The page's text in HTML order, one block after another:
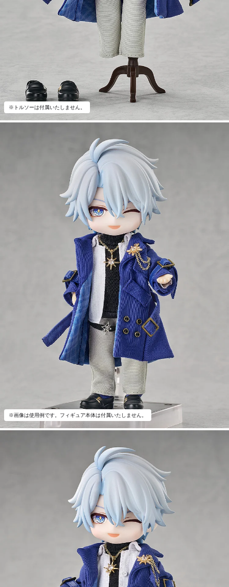
※トルソーは付属いたしません。
※画像は使用例です。フィギュア本体は付属いたしません。